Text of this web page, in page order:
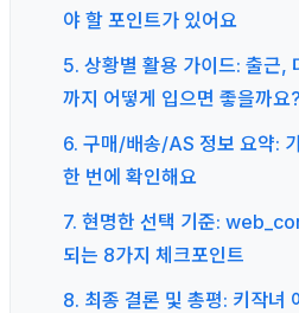
야 할 포인트가 있어요
5. 상황별 활용 가이드: 출근,
까지 어떻게 입으면 좋을까요?
6. 구매/배송/AS 정보 요약:
한 번에 확인해요
7. 현명한 선택 기준:
되는 8가지 체크포인트
8. 최종 결론 및 총평: 키작녀